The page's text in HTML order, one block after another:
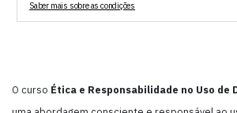
O curso Ética e Responsabilidade no Uso de
Saber mais sobre as condições